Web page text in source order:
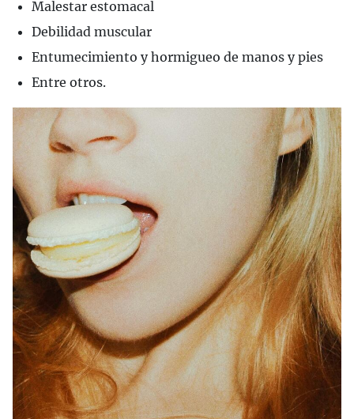
Malestar estomacal
Debilidad muscular
Entumecimiento y hormigueo de manos y pies
Entre otros.